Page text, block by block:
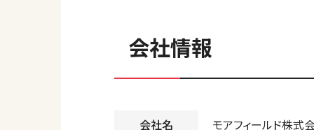
会社情報
会社名 モアフィールド株式